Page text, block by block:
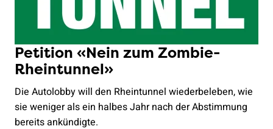
Petition «Nein zum Zombie-
Rheintunnel»
Die Autolobby will den Rheintunnel wiederbeleben, wie
sie weniger als ein halbes Jahr nach der Abstimmung
bereits ankündigte.